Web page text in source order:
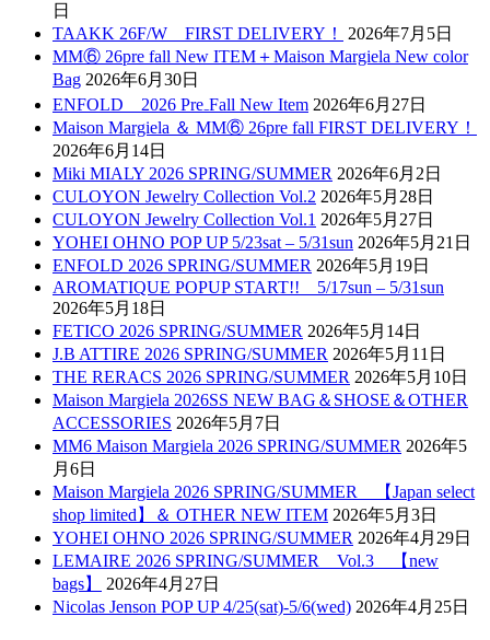
日
TAAKK 26F/W FIRST DELIVERY！
2026年7月5日
MM⑥ 26pre fall New ITEM＋Maison Margiela New color
Bag 2026年6月30日
ENFOLD 2026 Pre₋Fall New Item 2026年6月27日
Maison Margiela ＆ MM⑥ 26pre fall FIRST DELIVERY！
2026年6月14日
Miki MIALY 2026 SPRING/SUMMER 2026年6月2日
CULOYON Jewelry Collection Vol.2 2026年5月28日
CULOYON Jewelry Collection Vol.1 2026年5月27日
YOHEI OHNO POP UP 5/23sat – 5/31sun 2026年5月21日
ENFOLD 2026 SPRING/SUMMER 2026年5月19日
AROMATIQUE POPUP START!! 5/17sun – 5/31sun
2026年5月18日
FETICO 2026 SPRING/SUMMER 2026年5月14日
J.B ATTIRE 2026 SPRING/SUMMER 2026年5月11日
THE RERACS 2026 SPRING/SUMMER 2026年5月10日
Maison Margiela 2026SS NEW BAG＆SHOSE＆OTHER
ACCESSORIES 2026年5月7日
MM6 Maison Margiela 2026 SPRING/SUMMER 2026年5
月6日
Maison Margiela 2026 SPRING/SUMMER 【Japan select
shop limited】＆ OTHER NEW ITEM 2026年5月3日
YOHEI OHNO 2026 SPRING/SUMMER 2026年4月29日
LEMAIRE 2026 SPRING/SUMMER Vol.3 【new
bags】
2026年4月27日
Nicolas Jenson POP UP 4/25(sat)-5/6(wed) 2026年4月25日